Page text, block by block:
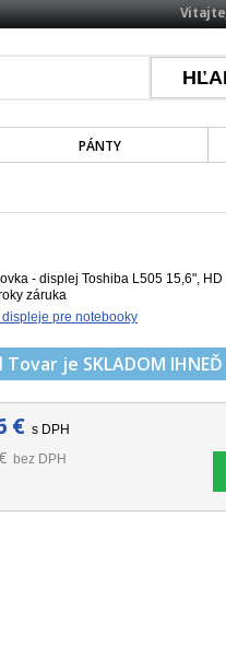
PÁNTY
- displej Toshiba L505 15,6",
záruka
displeje pre notebooky
Tovar je SKLADOM
€ s DPH
bez DPH